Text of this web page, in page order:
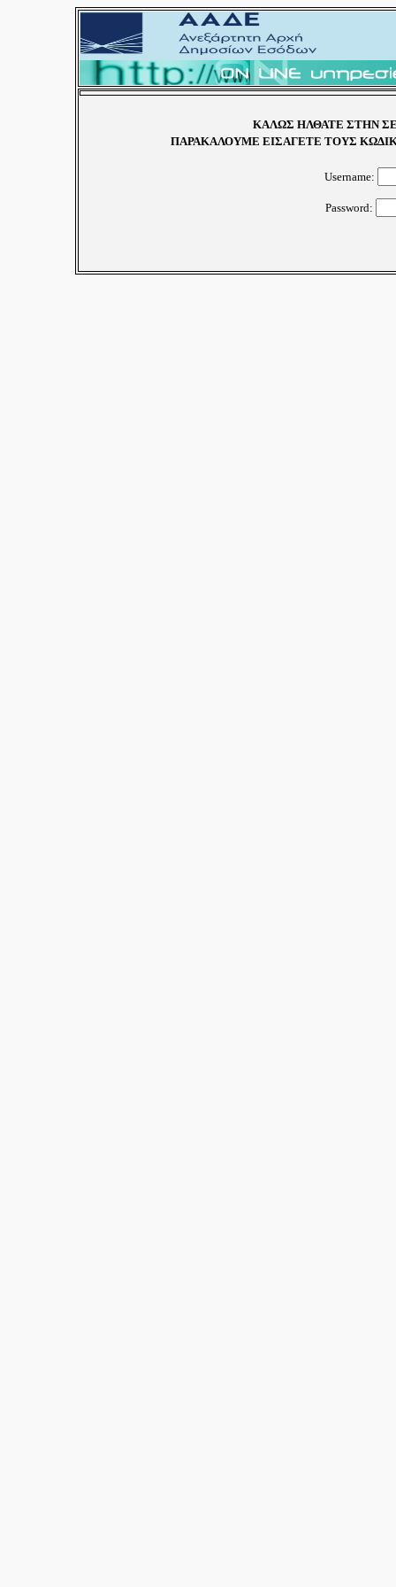
ΚΑΛΩΣ ΗΛΘΑΤΕ ΣΤΗΝ
ΠΑΡΑΚΑΛΟΥΜΕ ΕΙΣΑΓΕΤΕ ΤΟΥΣ
Username:
Password: